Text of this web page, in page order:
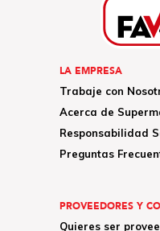
LA EMPRESA
Trabaje con
Acerca de
Responsabilidad
Preguntas
PROVEEDORES Y
Quieres ser